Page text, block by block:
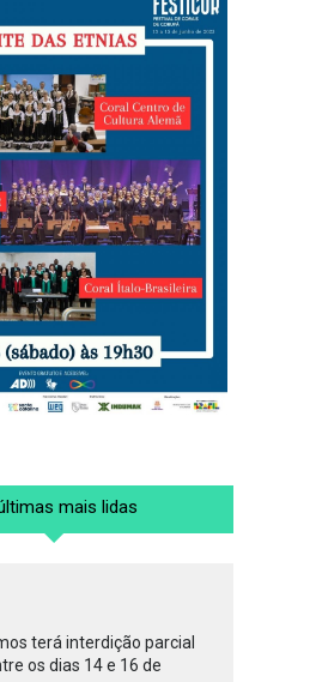
mais lidas
terá interdição parcial
os dias 14 e 16 de